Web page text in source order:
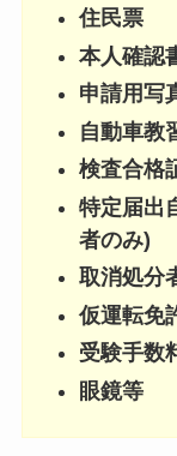
住民票
本人確認
申請用写
自動車教
検査合格
特定届出
者のみ)
取消処分
仮運転免
受験手数
眼鏡等